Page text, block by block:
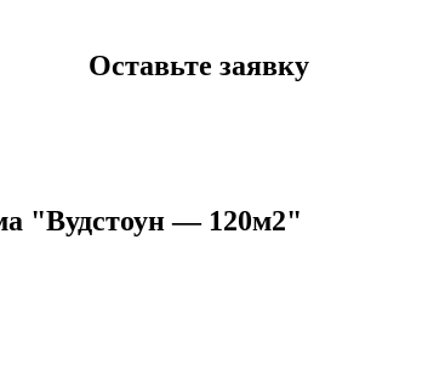
Оставьте заявку
"Вудстоун — 120м2"